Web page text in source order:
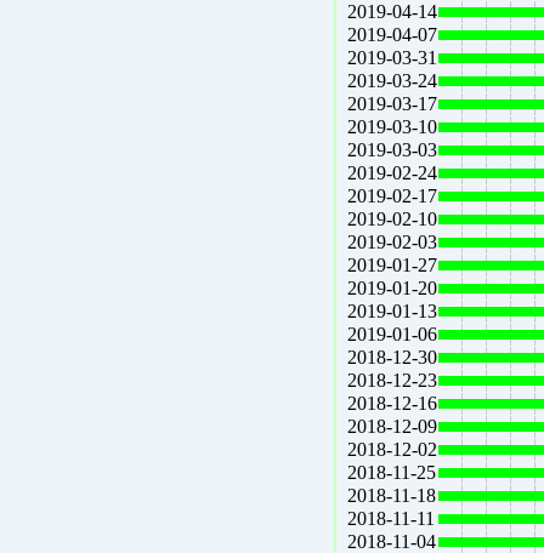
2019-04-14
2019-04-07
2019-03-31
2019-03-24
2019-03-17
2019-03-10
2019-03-03
2019-02-24
2019-02-17
2019-02-10
2019-02-03
2019-01-27
2019-01-20
2019-01-13
2019-01-06
2018-12-30
2018-12-23
2018-12-16
2018-12-09
2018-12-02
2018-11-25
2018-11-18
2018-11-11
2018-11-04